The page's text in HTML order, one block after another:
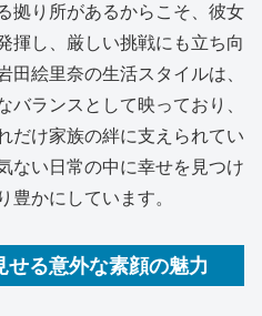
拠り所があるからこそ、彼女
揮し、厳しい挑戦にも立ち向
田絵里奈の生活スタイルは、
バランスとして映っており、
だけ家族の絆に支えられてい
ない日常の中に幸せを見つけ
豊かにしています。
る意外な素顔の魅力